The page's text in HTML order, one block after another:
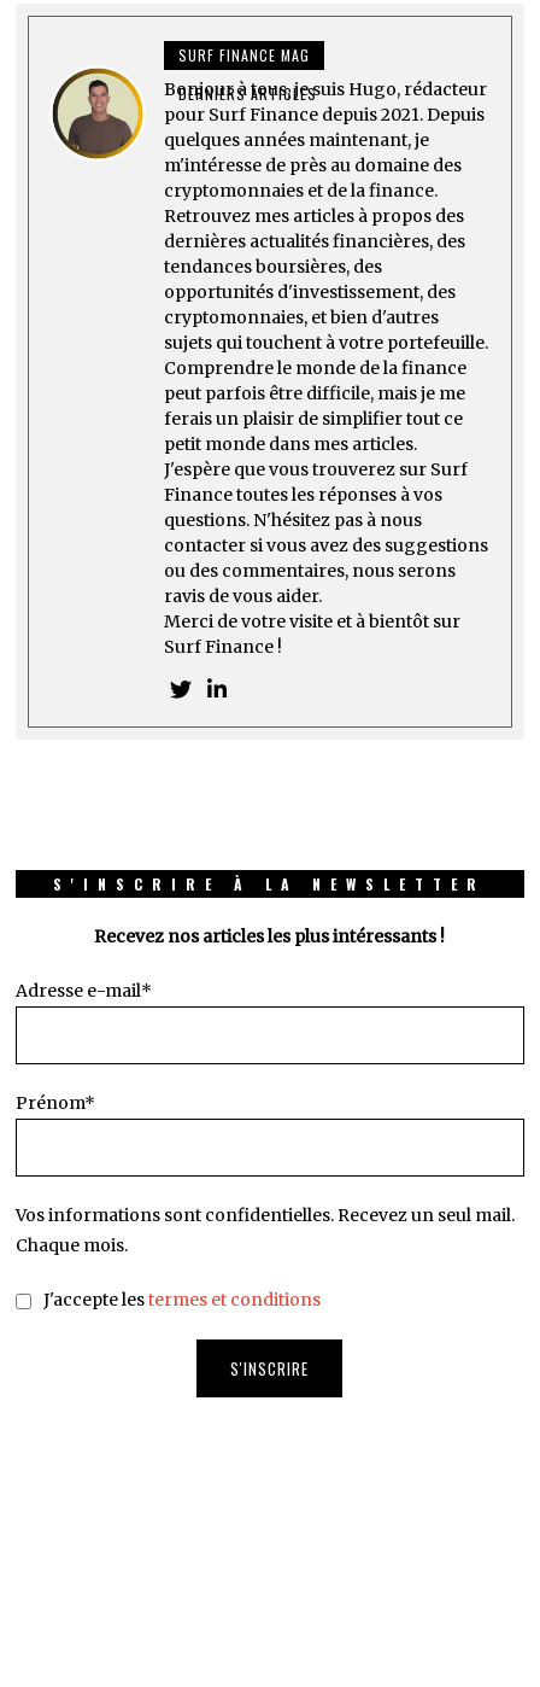
SURF FINANCE MAG
DERNIERS ARTICLES
Bonjour à tous, je suis Hugo, rédacteur
pour Surf Finance depuis 2021. Depuis
quelques années maintenant, je
m'intéresse de près au domaine des
cryptomonnaies et de la finance.
Retrouvez mes articles à propos des
dernières actualités financières, des
tendances boursières, des
opportunités d'investissement, des
cryptomonnaies, et bien d'autres
sujets qui touchent à votre portefeuille.
Comprendre le monde de la finance
peut parfois être difficile, mais je me
ferais un plaisir de simplifier tout ce
petit monde dans mes articles.
J'espère que vous trouverez sur Surf
Finance toutes les réponses à vos
questions. N'hésitez pas à nous
contacter si vous avez des suggestions
ou des commentaires, nous serons
ravis de vous aider.
Merci de votre visite et à bientôt sur
Surf Finance !
S'INSCRIRE À LA NEWSLETTER
Recevez nos articles les plus intéressants !
Adresse e-mail*
Prénom*
Vos informations sont confidentielles. Recevez un seul mail.
Chaque mois.
J'accepte lestermes et conditions